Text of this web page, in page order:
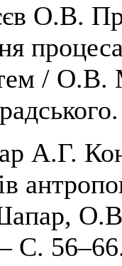
О.В.
/ О.В.
А.Г.
С.